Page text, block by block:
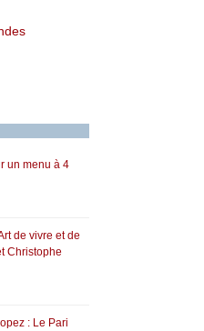
un menu à 4
de vivre et de
Christophe
: Le Pari